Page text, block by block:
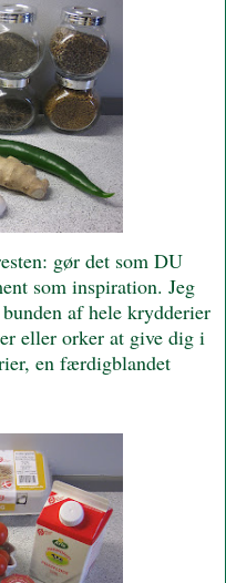
gør det som DU
som inspiration. Jeg
af hele krydderier
eller orker at give dig i
en færdigblandet